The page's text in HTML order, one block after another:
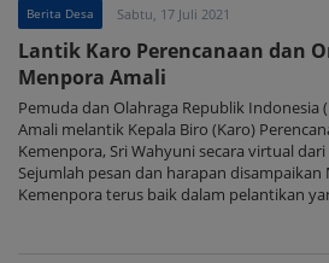
Berita Desa Sabtu, 17 Juli 2021
Lantik Karo Perencanaan dan
Menpora Amali
Pemuda dan Olahraga Republik Indonesia
Amali melantik Kepala Biro (Karo)
Kemenpora, Sri Wahyuni secara virtual
Sejumlah pesan dan harapan
Kemenpora terus baik dalam pelantikan